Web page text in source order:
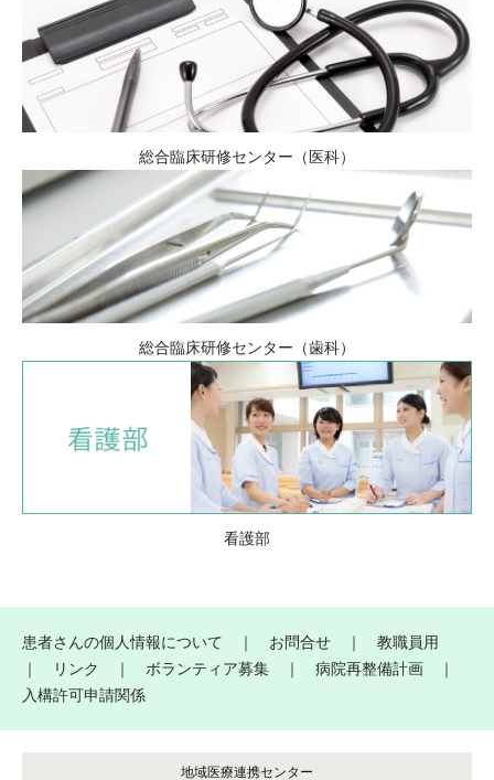
総合臨床研修センター（医科）
総合臨床研修センター（歯科）
看護部
患者さんの個人情報について ｜ お問合せ ｜ 教職員用
｜
リンク ｜ ボランティア募集 ｜ 病院再整備計画 ｜
入構許可申請関係
地域医療連携センター